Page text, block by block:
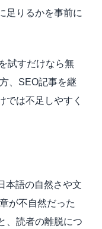
足りるかを事前に
試すだけなら無
、SEO記事を継
では不足しやすく
本語の自然さや文
が不自然だった
、読者の離脱につ